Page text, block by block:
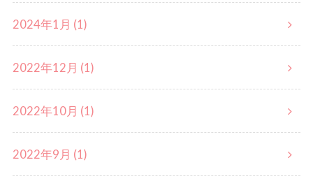
2024年1月 (1)
2022年12月 (1)
2022年10月 (1)
2022年9月 (1)